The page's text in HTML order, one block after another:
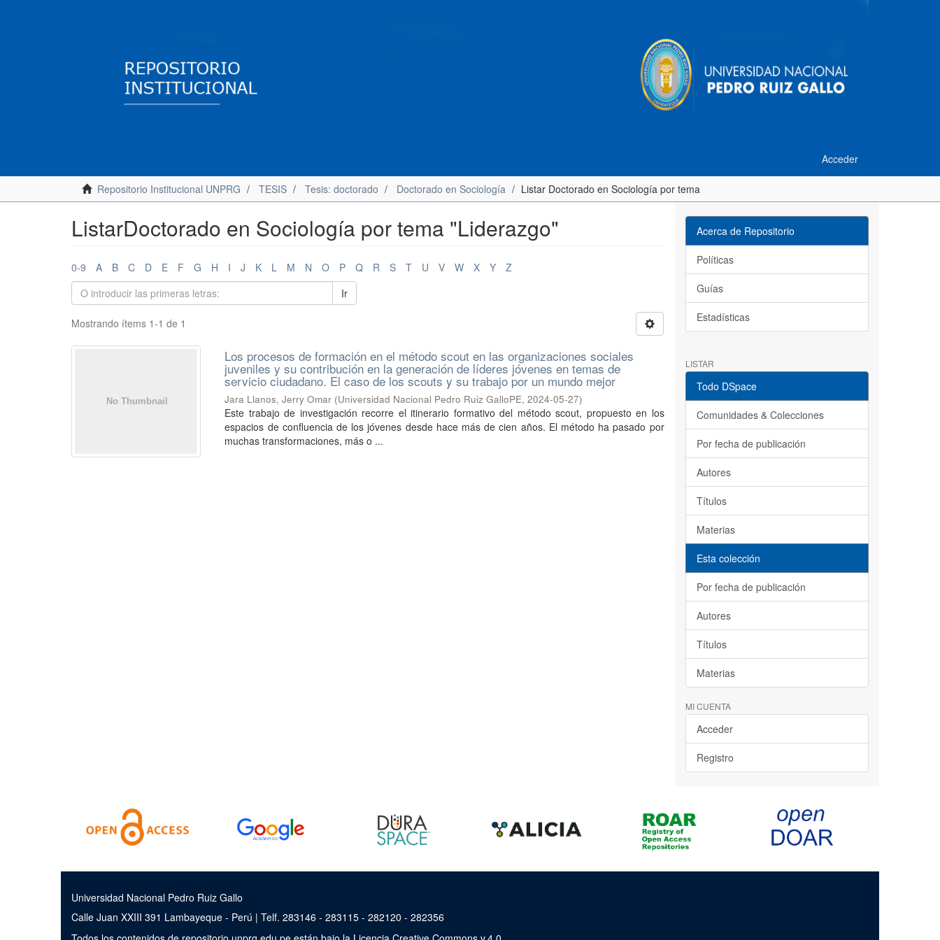
Acceder
Repositorio Institucional UNPRG TESIS Tesis: doctorado Doctorado en Sociología Listar Doctorado en Sociología por tema
ListarDoctorado en Sociología por tema "Liderazgo"
0-9 A B C D E F G H I J K L M N O P Q R S T U V W X Y
Z
Ir
Mostrando ítems 1-1 de 1
Los procesos de formación en el método scout en las organizaciones sociales
juveniles y su contribución en la generación de líderes jóvenes en temas de
servicio ciudadano. El caso de los scouts y su trabajo por un mundo mejor
Jara Llanos, Jerry Omar (Universidad Nacional Pedro Ruiz GalloPE,2024-05-27)
Este trabajo de investigación recorre el itinerario formativo del método scout, propuesto en los
espacios de confluencia de los jóvenes desde hace más de cien años. El método ha pasado por
muchas transformaciones, más o ...
Acerca de Repositorio
Políticas
Guías
Estadísticas
LISTAR
Todo DSpace
Comunidades & Colecciones
Por fecha de publicación
Autores
Títulos
Materias
Esta colección
Por fecha de publicación
Autores
Títulos
Materias
MI CUENTA
Acceder
Registro
Universidad Nacional Pedro Ruiz Gallo
Calle Juan XXIII 391 Lambayeque - Perú | Telf. 283146 - 283115 - 282120 - 282356